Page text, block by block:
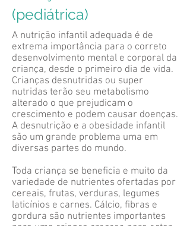
(pediátrica)
A nutrição infantil adequada é de
extrema importância para o correto
desenvolvimento mental e corporal da
criança, desde o primeiro dia de vida.
Crianças desnutridas ou super
nutridas terão seu metabolismo
alterado o que prejudicam o
crescimento e podem causar doenças.
A desnutrição e a obesidade infantil
são um grande problema uma em
diversas partes do mundo.
Toda criança se beneficia e muito da
variedade de nutrientes ofertadas por
cereais, frutas, verduras, legumes
laticínios e carnes. Cálcio, fibras e
gordura são nutrientes importantes